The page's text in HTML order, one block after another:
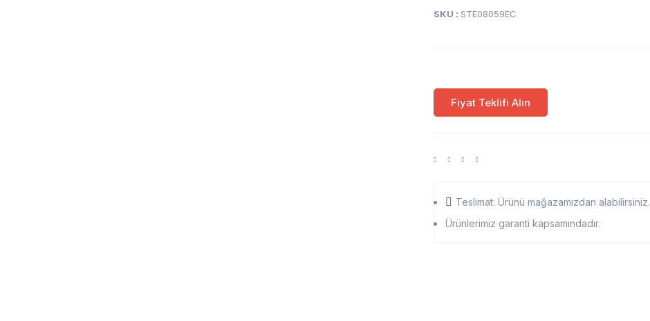
SKU : STE08059EC
Fiyat Teklifi Alın
Teslimat: Ürünü mağazamızdan alabilirsiniz.
Ürünlerimiz garanti kapsamındadır.